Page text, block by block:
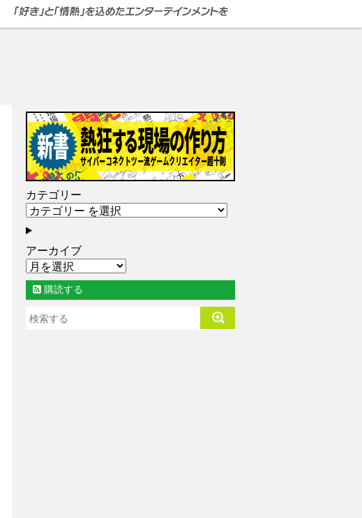
カテゴリー
アーカイブ
購読する